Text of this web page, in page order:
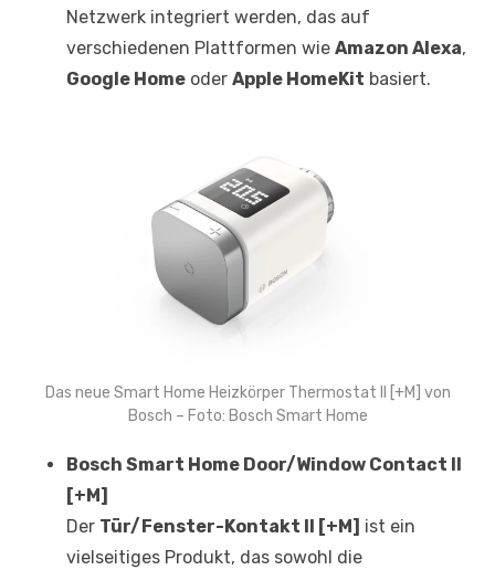
Netzwerk integriert werden, das auf
verschiedenen Plattformen wie Amazon Alexa,
Google Home oder Apple HomeKit basiert.
Das neue Smart Home Heizkörper Thermostat II [+M] von
Bosch – Foto: Bosch Smart Home
Bosch Smart Home Door/Window Contact II
[+M]
Der Tür/Fenster-Kontakt II [+M] ist ein
vielseitiges Produkt, das sowohl die